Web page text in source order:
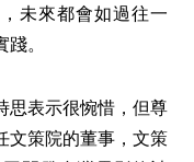
未來都會如過往一
。
思表示很惋惜，但尊
文策院的董事，文策